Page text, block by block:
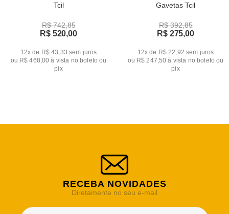
Tcil
R$ 742,85
R$ 520,00
12x de R$ 43,33 sem juros
ou R$ 468,00 à vista no boleto ou
pix
Gavetas Tcil
R$ 392,85
R$ 275,00
12x de R$ 22,92 sem juros
ou R$ 247,50 à vista no boleto ou
pix
RECEBA NOVIDADES
Diretamente no seu e-mail